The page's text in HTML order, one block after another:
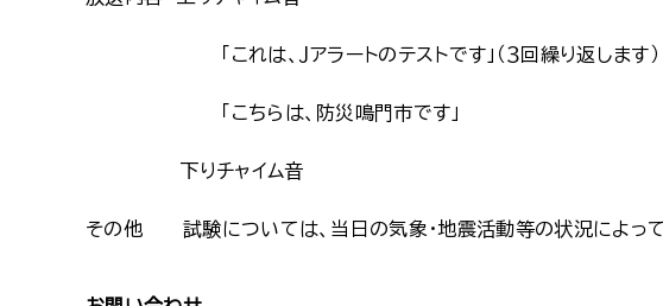
「これは、Ｊアラートのテストです」（３回繰り返します）
「こちらは、防災鳴門市です」
下りチャイム音
その他 試験については、当日の気象・地震活動等の状況によって